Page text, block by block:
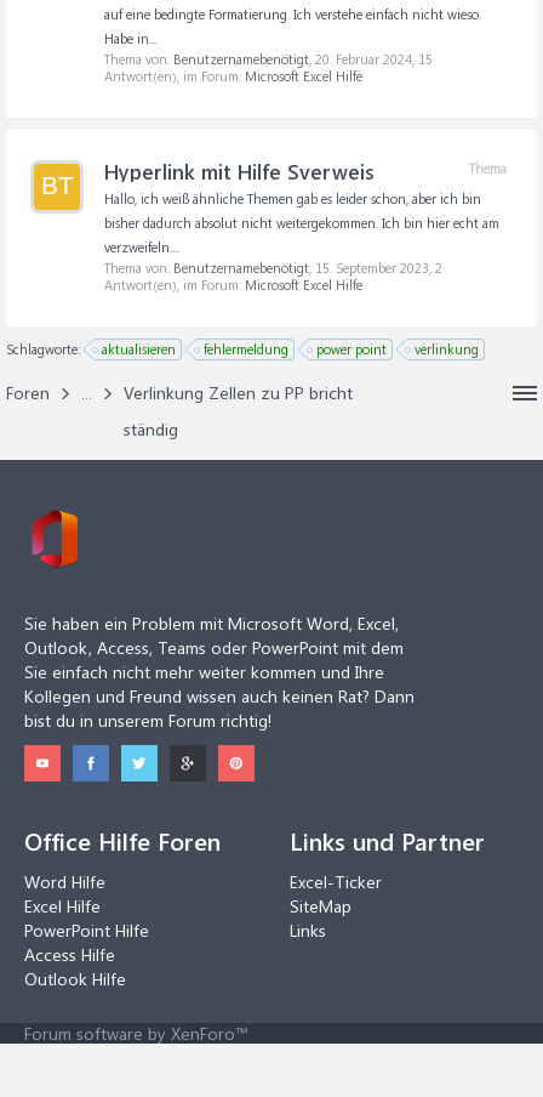
auf eine bedingte Formatierung. Ich verstehe einfach nicht wieso.
Habe in...
Thema von: Benutzernamebenötigt, 20. Februar 2024, 15
Antwort(en), im Forum: Microsoft Excel Hilfe
BT
Thema
Hyperlink mit Hilfe Sverweis
Hallo, ich weiß ähnliche Themen gab es leider schon, aber ich bin
bisher dadurch absolut nicht weitergekommen. Ich bin hier echt am
verzweifeln....
Thema von: Benutzernamebenötigt, 15. September 2023, 2
Antwort(en), im Forum: Microsoft Excel Hilfe
Schlagworte: aktualisieren fehlermeldung power point verlinkung
Foren ...
Verlinkung Zellen zu PP bricht
ständig
Sie haben ein Problem mit Microsoft Word, Excel,
Outlook, Access, Teams oder PowerPoint mit dem
Sie einfach nicht mehr weiter kommen und Ihre
Kollegen und Freund wissen auch keinen Rat? Dann
bist du in unserem Forum richtig!
Office Hilfe Foren
Word Hilfe
Excel Hilfe
PowerPoint Hilfe
Access Hilfe
Outlook Hilfe
Links und Partner
Excel-Ticker
SiteMap
Links
Forum software by XenForo™